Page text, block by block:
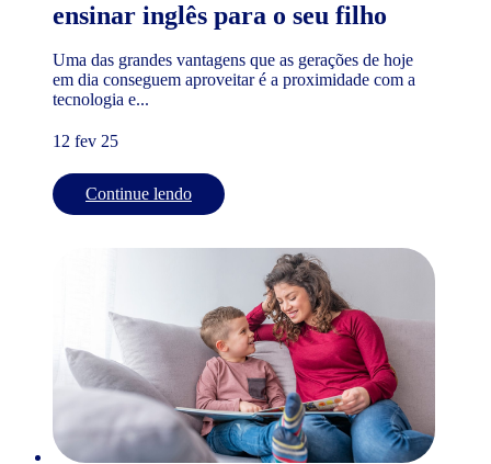
ensinar inglês para o seu filho
Uma das grandes vantagens que as gerações de hoje
em dia conseguem aproveitar é a proximidade com a
tecnologia e...
12 fev 25
Continue lendo